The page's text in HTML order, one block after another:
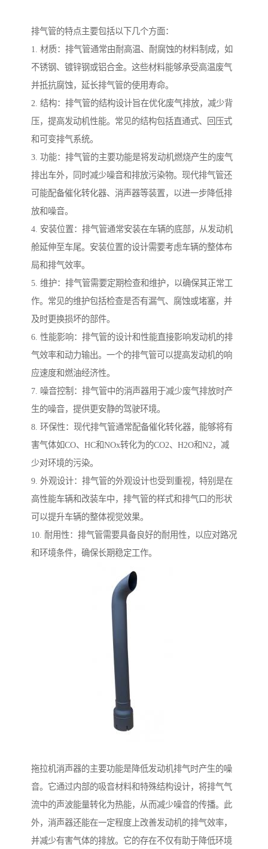
排气管的特点主要包括以下几个方面：
1. 材质：排气管通常由耐高温、耐腐蚀的材料制成，如
不锈钢、镀锌钢或铝合金。这些材料能够承受高温废气
并抵抗腐蚀，延长排气管的使用寿命。
2. 结构：排气管的结构设计旨在优化废气排放，减少背
压，提高发动机性能。常见的结构包括直通式、回压式
和可变排气系统。
3. 功能：排气管的主要功能是将发动机燃烧产生的废气
排出车外，同时减少噪音和排放污染物。现代排气管还
可能配备催化转化器、消声器等装置，以进一步降低排
放和噪音。
4. 安装位置：排气管通常安装在车辆的底部，从发动机
舱延伸至车尾。安装位置的设计需要考虑车辆的整体布
局和排气效率。
5. 维护：排气管需要定期检查和维护，以确保其正常工
作。常见的维护包括检查是否有漏气、腐蚀或堵塞，并
及时更换损坏的部件。
6. 性能影响：排气管的设计和性能直接影响发动机的排
气效率和动力输出。一个的排气管可以提高发动机的响
应速度和燃油经济性。
7. 噪音控制：排气管中的消声器用于减少废气排放时产
生的噪音，提供更安静的驾驶环境。
8. 环保性：现代排气管通常配备催化转化器，能够将有
害气体如CO、HC和NOx转化为的CO2、H2O和N2，减
少对环境的污染。
9. 外观设计：排气管的外观设计也受到重视，特别是在
高性能车辆和改装车中，排气管的样式和排气口的形状
可以提升车辆的整体视觉效果。
10. 耐用性：排气管需要具备良好的耐用性，以应对路况
和环境条件，确保长期稳定工作。
拖拉机消声器的主要功能是降低发动机排气时产生的噪
音。它通过内部的吸音材料和特殊结构设计，将排气气
流中的声波能量转化为热能，从而减少噪音的传播。此
外，消声器还能在一定程度上改善发动机的排气效率，
并减少有害气体的排放。它的存在不仅有助于降低环境